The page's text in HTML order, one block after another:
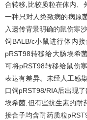
合转移,比较质粒在体内、
一种只对人类致病的病原
入遗传背景明确的鼠伤寒
饲BALB/c小鼠进行体内
pRST98转移给大肠埃希
可将pRST98转移给鼠伤
表达有差异。未经人工感
口饲pRST98/RIA后出现
埃希菌,但有些抗生素的耐
接合子均含耐药质粒